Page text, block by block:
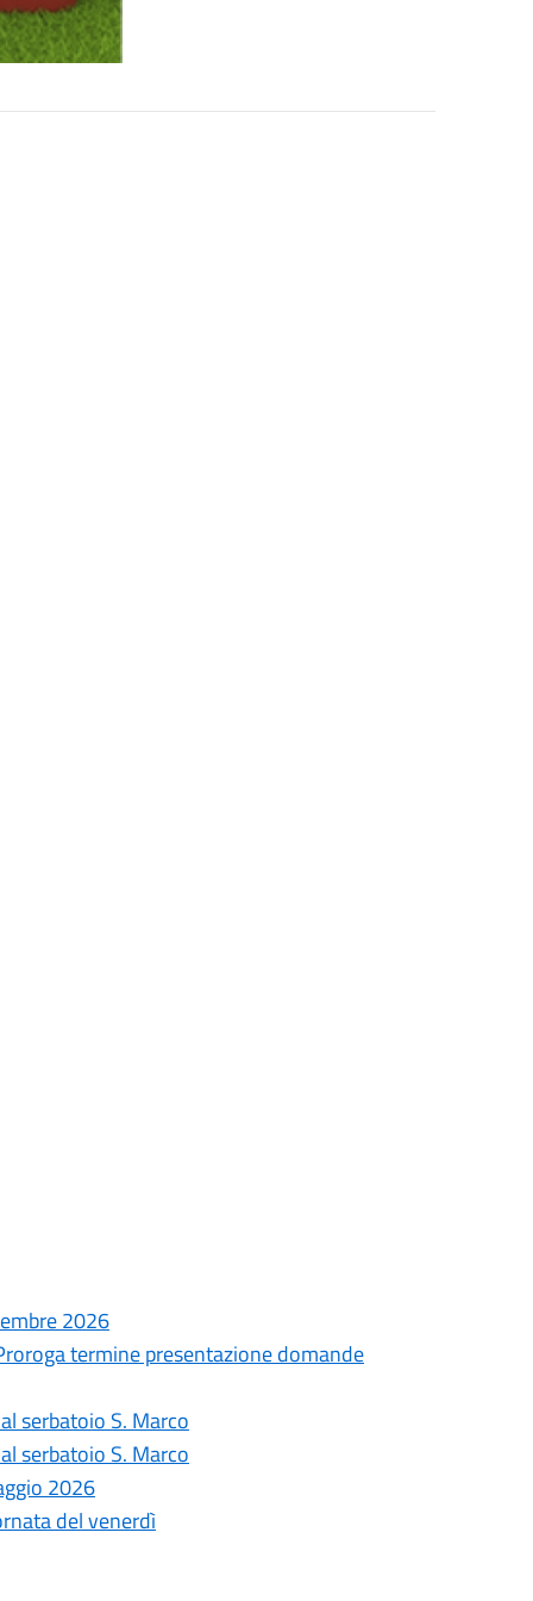
2026
termine presentazione domande
serbatoio S. Marco
serbatoio S. Marco
2026
del venerdì